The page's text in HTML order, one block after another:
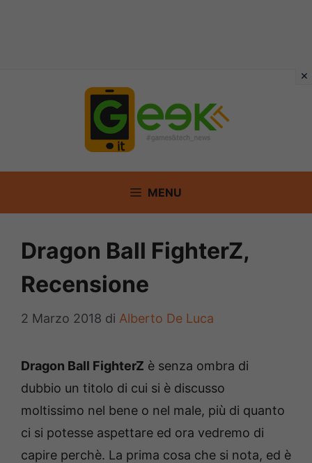
MENU
Dragon Ball FighterZ,
Recensione
2 Marzo 2018 di Alberto De Luca
Dragon Ball FighterZ è senza ombra di
dubbio un titolo di cui si è discusso
moltissimo nel bene o nel male, più di quanto
ci si potesse aspettare ed ora vedremo di
capire perchè. La prima cosa che si nota, ed è